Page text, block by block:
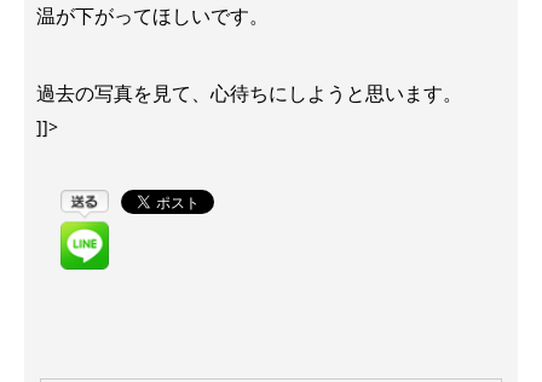
温が下がってほしいです。
過去の写真を見て、心待ちにしようと思います。
]]>